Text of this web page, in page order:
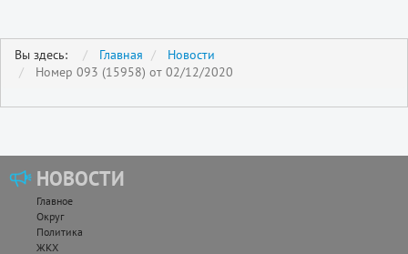
Вы здесь: Главная
Новости
Номер 093 (15958) от 02/12/2020
НОВОСТИ
Главное
Округ
Политика
ЖКХ